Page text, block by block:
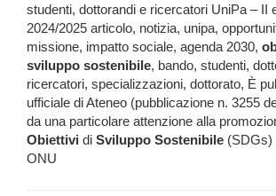
studenti, dottorandi e ricercatori UniPa – II
2024/2025 articolo, notizia, unipa,
missione, impatto sociale, agenda 2030,
sviluppo sostenibile, bando, studenti,
ricercatori, specializzazioni, dottorato, È
ufficiale di Ateneo (pubblicazione n. 3255
da una particolare attenzione alla
Obiettivi di Sviluppo Sostenibile (SDGs)
ONU